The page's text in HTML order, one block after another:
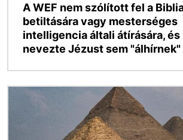
A WEF nem szólított fel a
betiltására vagy mesterséges
intelligencia általi átírására, és
nevezte Jézust sem "álhírnek"